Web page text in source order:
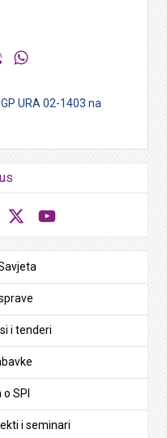
Viber
URA 02-1403 na
LinkedIn
i tenderi
SPI
i seminari